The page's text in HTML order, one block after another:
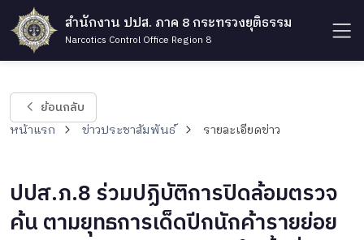
สำนักงาน ปปส. ภาค 8 กระทรวงยุติธรรม
Narcotics Control Office Region 8
ย้อนกลับ
หน้าแรก ข่าวประชาสัมพันธ์ รายละเอียดข่าว
ปปส.ภ.8 ร่วมปฏิบัติการปิดล้อมตรวจ
ค้น ตามยุทธการเด็ดปีกนักค้ารายย่อย